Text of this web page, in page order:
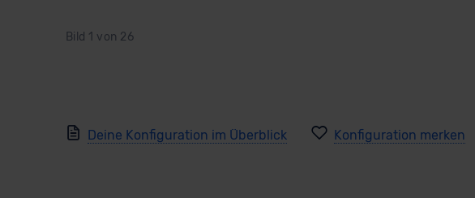
Bild 1 von 26
Deine Konfiguration im Überblick